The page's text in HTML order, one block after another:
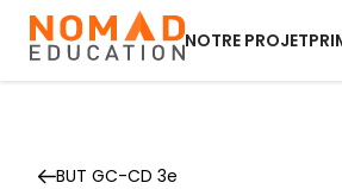
NOTRE PROJET
BUT GC-CD 3e